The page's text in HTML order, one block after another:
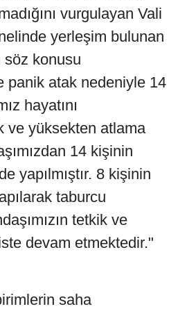
vurgulayan Vali
yerleşim bulunan
söz konusu
panik atak nedeniyle 14
hayatını
ve yüksekten atlama
14 kişinin
yapılmıştır. 8 kişinin
taburcu
tetkik ve
devam etmektedir."
saha